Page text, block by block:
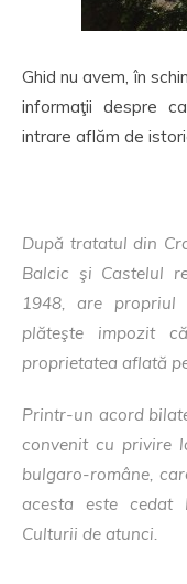
Ghid nu avem, în
informaţii despre
intrare aflăm de
După tratatul din
Balcic şi Castelul
1948, are propriul
plăteşte impozit
proprietatea aflată
Printr-un acord
convenit cu privire
bulgaro-române,
acesta este cedat
Culturii de atunci.